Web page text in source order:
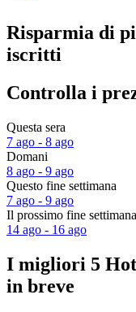
Risparmia di
iscritti
Controlla i
Questa sera
7 ago - 8 ago
Domani
8 ago - 9 ago
Questo fine settimana
7 ago - 9 ago
Il prossimo fine settimana
14 ago - 16 ago
I migliori 5
in breve